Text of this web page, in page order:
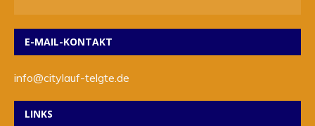
E-MAIL-KONTAKT
info@citylauf-telgte.de
LINKS